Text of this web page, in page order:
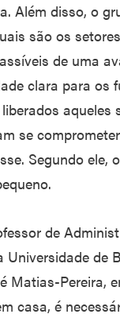
Além disso, o
são os
de uma
clara para os
aqueles
se
Segundo ele,
de
Universidade de
Matias-Pereira,
casa, é